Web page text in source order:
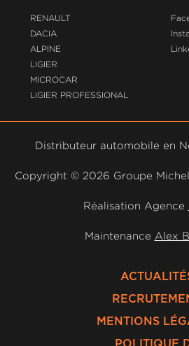
RENAULT
DACIA
ALPINE
LIGIER
MICROCAR
LIGIER PROFESSIONAL
Distributeur automobile en
Copyright © 2026 Groupe
Réalisation Agence
Maintenance Alex
MENTIONS